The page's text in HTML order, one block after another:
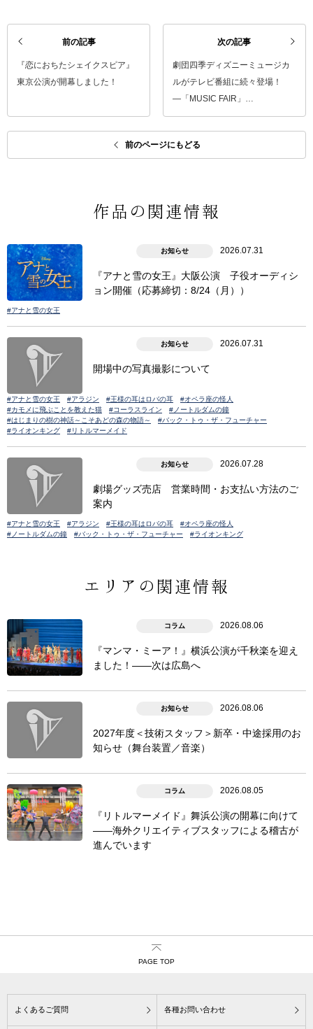
前の記事
『恋におちたシェイクスピア』
東京公演が開幕しました！
次の記事
劇団四季ディズニーミュージカ
ルがテレビ番組に続々登場！
―「MUSIC FAIR」…
前のページにもどる
作品の関連情報
お知らせ 2026.07.31
『アナと雪の女王』大阪公演 子役オーディシ
ョン開催（応募締切：8/24（月））
#アナと雪の女王
お知らせ 2026.07.31
開場中の写真撮影について
#アナと雪の女王 #アラジン #王様の耳はロバの耳
#オペラ座の怪人
#カモメに飛ぶことを教えた猫
#コーラスライン
#ノートルダムの鐘
#はじまりの樹の神話～こそあどの森の物語～
#バック・トゥ・ザ・フューチャー
#ライオンキング
#リトルマーメイド
お知らせ 2026.07.28
劇場グッズ売店 営業時間・お支払い方法のご
案内
#アナと雪の女王 #アラジン #王様の耳はロバの耳
#オペラ座の怪人
#ノートルダムの鐘
#バック・トゥ・ザ・フューチャー #ライオンキング
エリアの関連情報
コラム 2026.08.06
『マンマ・ミーア！』横浜公演が千秋楽を迎え
ました！――次は広島へ
お知らせ 2026.08.06
2027年度＜技術スタッフ＞新卒・中途採用のお
知らせ（舞台装置／音楽）
コラム 2026.08.05
『リトルマーメイド』舞浜公演の開幕に向けて
――海外クリエイティブスタッフによる稽古が
進んでいます
PAGE TOP
よくあるご質問 各種お問い合わせ